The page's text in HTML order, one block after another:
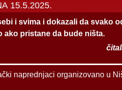
15.5.2025.
i svima i dokazali da svako
ako pristane da bude ništa.
naprednjaci organizovano u